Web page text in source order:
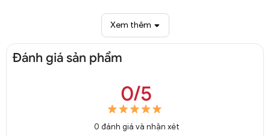
Xem thêm
Đánh giá sản phẩm
0/5
0 đánh giá và nhận xét